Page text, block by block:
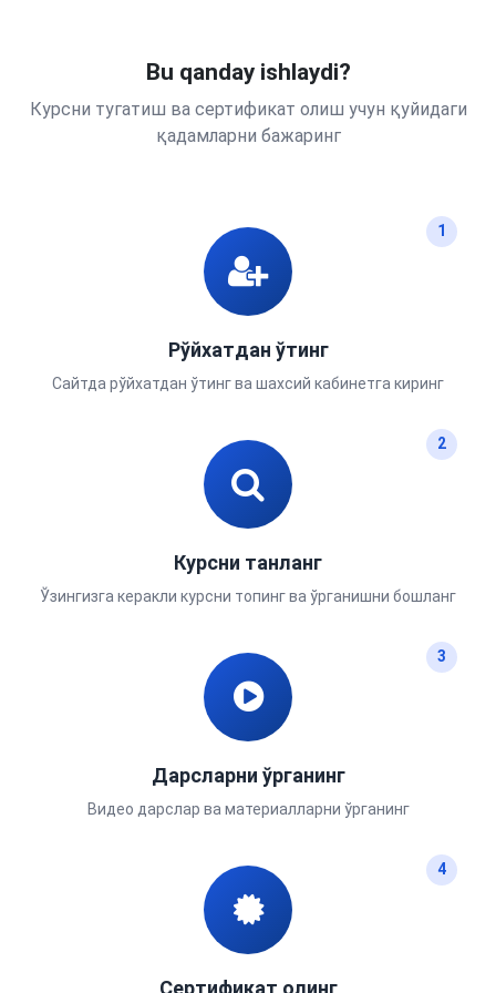
Bu qanday ishlaydi?
Курсни тугатиш ва сертификат олиш учун қуйидаги
қадамларни бажаринг
1
Рўйхатдан ўтинг
Сайтда рўйхатдан ўтинг ва шахсий кабинетга киринг
2
Курсни танланг
Ўзингизга керакли курсни топинг ва ўрганишни бошланг
3
Дарсларни ўрганинг
Видео дарслар ва материалларни ўргaнинг
4
Сертификат олинг